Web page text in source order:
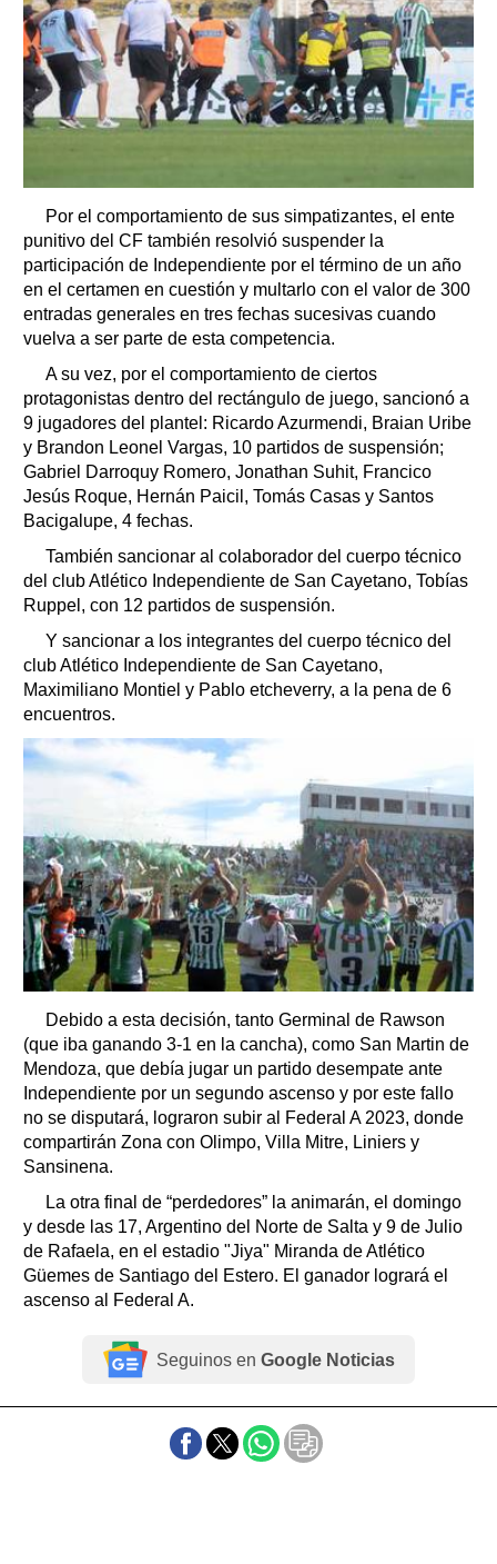
Por el comportamiento de sus simpatizantes, el ente
punitivo del CF también resolvió suspender la
participación de Independiente por el término de un año
en el certamen en cuestión y multarlo con el valor de 300
entradas generales en tres fechas sucesivas cuando
vuelva a ser parte de esta competencia.
A su vez, por el comportamiento de ciertos
protagonistas dentro del rectángulo de juego, sancionó a
9 jugadores del plantel: Ricardo Azurmendi, Braian Uribe
y Brandon Leonel Vargas, 10 partidos de suspensión;
Gabriel Darroquy Romero, Jonathan Suhit, Francico
Jesús Roque, Hernán Paicil, Tomás Casas y Santos
Bacigalupe, 4 fechas.
También sancionar al colaborador del cuerpo técnico
del club Atlético Independiente de San Cayetano, Tobías
Ruppel, con 12 partidos de suspensión.
Y sancionar a los integrantes del cuerpo técnico del
club Atlético Independiente de San Cayetano,
Maximiliano Montiel y Pablo etcheverry, a la pena de 6
encuentros.
Debido a esta decisión, tanto Germinal de Rawson
(que iba ganando 3-1 en la cancha), como San Martin de
Mendoza, que debía jugar un partido desempate ante
Independiente por un segundo ascenso y por este fallo
no se disputará, lograron subir al Federal A 2023, donde
compartirán Zona con Olimpo, Villa Mitre, Liniers y
Sansinena.
La otra final de “perdedores” la animarán, el domingo
y desde las 17, Argentino del Norte de Salta y 9 de Julio
de Rafaela, en el estadio "Jiya" Miranda de Atlético
Güemes de Santiago del Estero. El ganador logrará el
ascenso al Federal A.
Seguinos en Google Noticias